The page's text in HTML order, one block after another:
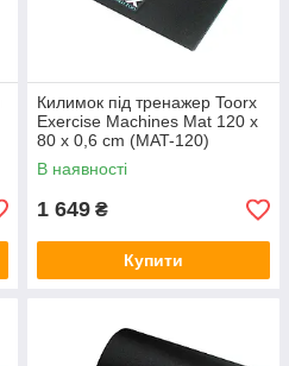
Килимок під тренажер Toorx
Exercise Machines Mat 120 x
80 x 0,6 cm (MAT-120)
В наявності
1 649 ₴
Купити